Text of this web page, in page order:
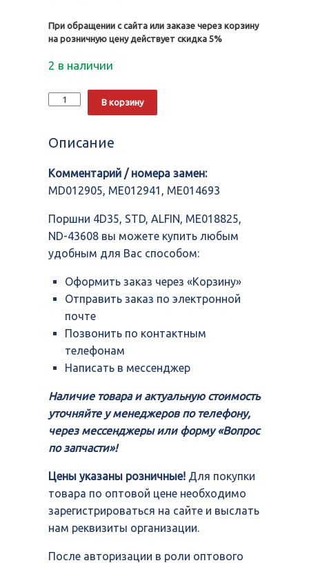
При обращении с сайта или заказе через корзину
на розничную цену действует скидка 5%
2 в наличии
Количество
Поршни
ALFIN,
ND-
43608
В корзину
Описание
Комментарий / номера замен:
MD012905, ME012941, ME014693
Поршни 4D35, STD, ALFIN, ME018825,
ND-43608 вы можете купить любым
удобным для Вас способом:
Оформить заказ через «Корзину»
Отправить заказ по электронной
почте
Позвонить по контактным
телефонам
Написать в мессенджер
Наличие товара и актуальную стоимость
уточняйте у менеджеров по телефону,
через мессенджеры или форму «Вопрос
по запчасти»!
Цены указаны розничные! Для покупки
товара по оптовой цене необходимо
зарегистрироваться на сайте и выслать
нам реквизиты организации.
После авторизации в роли оптового